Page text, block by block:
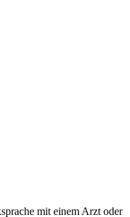
mit einem Arzt oder